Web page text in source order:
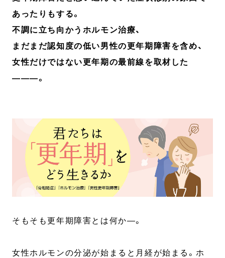
あったりもする。
不調に立ち向かうホルモン治療、
まだまだ認知度の低い男性の更年期障害を含め、
女性だけではない更年期の最前線を取材した
―――。
そもそも更年期障害とは何か―。
女性ホルモンの分泌が始まると月経が始まる。ホ